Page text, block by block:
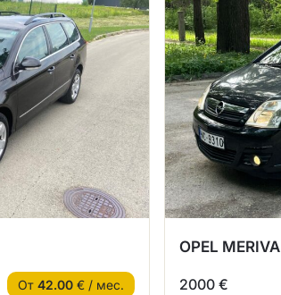
От 42.00 € / мес.
OPEL MERIVA
2000 €